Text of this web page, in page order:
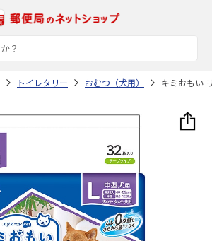
トイレタリー おむつ（犬用） キミおもい